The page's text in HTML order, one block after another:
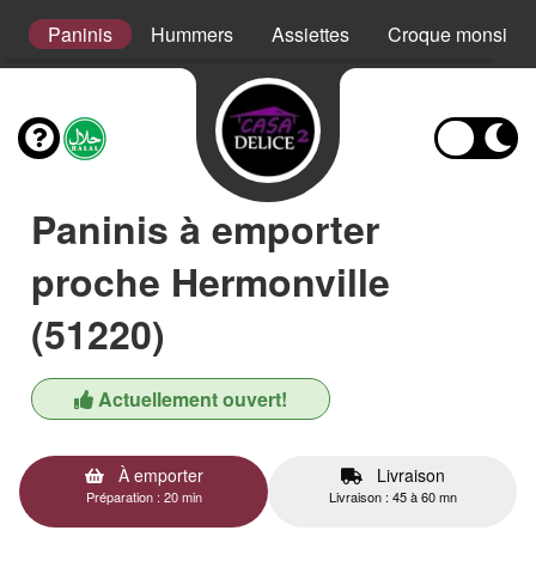
Paninis Hummers Assiettes Croque monsieur
Paninis à emporter
proche Hermonville
(51220)
Actuellement ouvert!
À emporter
Préparation : 20 min
Livraison
Livraison : 45 à 60 mn